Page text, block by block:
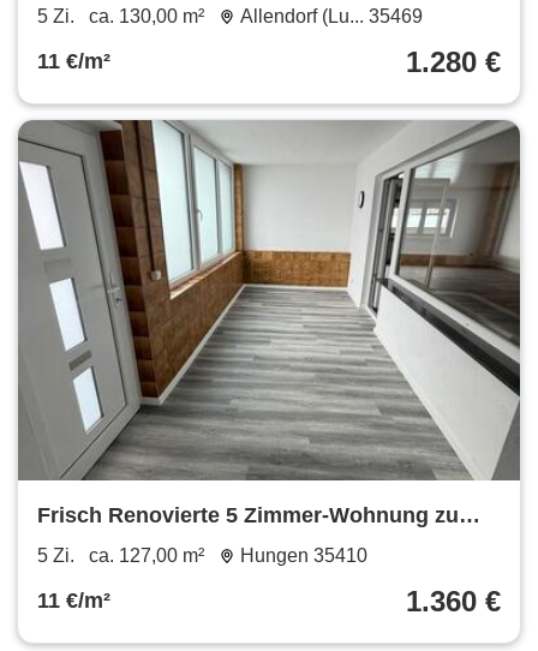
Wohnküche (1613-5002-WHG)
5 Zi. ca. 130,00 m² Allendorf (Lu... 35469
11 €/m² 1.280 €
Frisch Renovierte 5 Zimmer-Wohnung zu
vermieten
5 Zi. ca. 127,00 m² Hungen 35410
11 €/m² 1.360 €